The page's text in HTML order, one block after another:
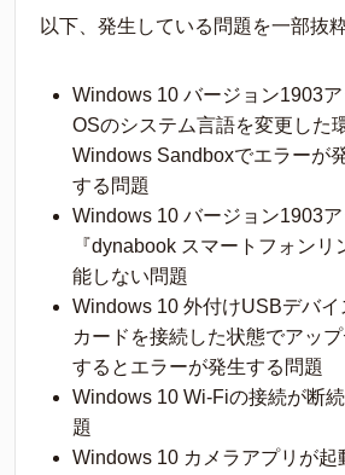
以下、発生している問題を一部抜粋
Windows 10 バージョン1903
OSのシステム言語を変更した
Windows Sandboxでエラーが
する問題
Windows 10 バージョン1903
『dynabook スマートフォン
能しない問題
Windows 10 外付けUSBデバイ
カードを接続した状態でアッ
するとエラーが発生する問題
Windows 10 Wi-Fiの接続が断
題
Windows 10 カメラアプリが起